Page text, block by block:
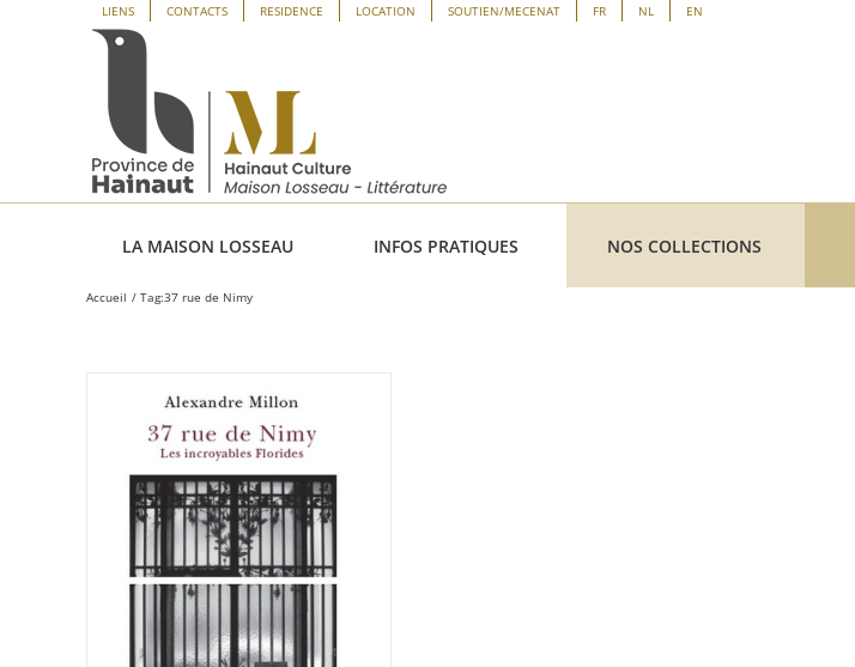
Panneau de gestion des cookies
LIENS CONTACTS RESIDENCE LOCATION SOUTIEN/MECENAT FR NL EN
LA MAISON LOSSEAU INFOS PRATIQUES NOS COLLECTIONS
Accueil Tag:37 rue de Nimy